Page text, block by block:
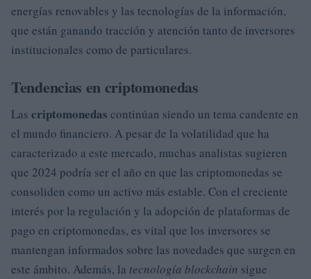
energías renovables y las tecnologías de la información,
que están ganando tracción y atención tanto de inversores
institucionales como de particulares.
Tendencias en criptomonedas
Las criptomonedas continúan siendo un tema candente en
el mundo financiero. A pesar de la volatilidad que ha
caracterizado a este mercado, muchas analistas sugieren
que 2024 podría ser el año en que las criptomonedas se
consoliden como un activo más estable. Con el creciente
interés por la regulación y la adopción de plataformas de
pago en criptomonedas, es vital que los inversores se
mantengan informados sobre las novedades que surgen en
este ámbito. Además, la tecnología blockchain sigue